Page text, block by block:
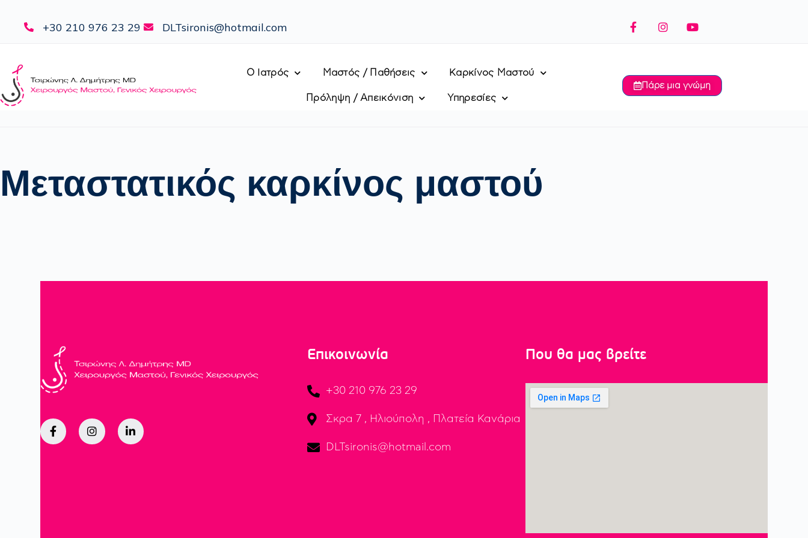
+30 210 976 23 29 DLTsironis@hotmail.com
Ο Ιατρός Μαστός / Παθήσεις Καρκίνος Μαστού
Πρόληψη / Απεικόνιση Υπηρεσίες
Πάρε μια γνώμη
Μεταστατικός καρκίνος μαστού
Επικοινωνία
+30 210 976 23 29
Σκρα 7 , Ηλιούπολη , Πλατεία Κανάρια
DLTsironis@hotmail.com
Που θα μας βρείτε